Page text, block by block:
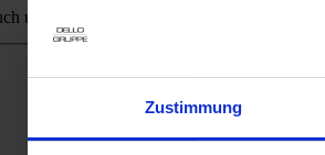
Zustimmung
und reduzierte Emissionen ohne